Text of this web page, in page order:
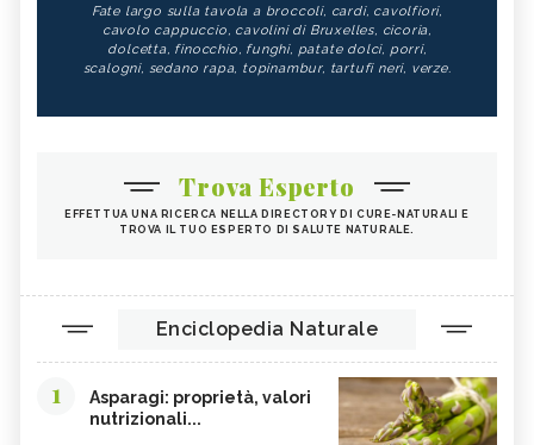
Fate largo sulla tavola a broccoli, cardi, cavolfiori,
cavolo cappuccio, cavolini di Bruxelles, cicoria,
dolcetta, finocchio, funghi, patate dolci, porri,
scalogni, sedano rapa, topinambur, tartufi neri, verze.
Trova Esperto
EFFETTUA UNA RICERCA NELLA DIRECTORY DI CURE-NATURALI E
TROVA IL TUO ESPERTO DI SALUTE NATURALE.
Enciclopedia Naturale
1
Asparagi: proprietà, valori
nutrizionali...